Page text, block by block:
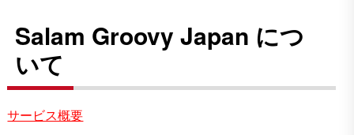
Salam Groovy Japan につ
いて
サービス概要